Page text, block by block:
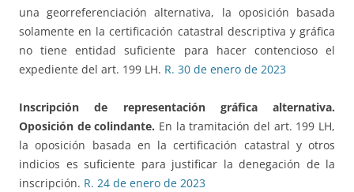
una georreferenciación alternativa, la oposición basada
solamente en la certificación catastral descriptiva y gráfica
no tiene entidad suficiente para hacer contencioso el
expediente del art. 199 LH. R. 30 de enero de 2023
Inscripción de representación gráfica alternativa.
Oposición de colindante. En la tramitación del art. 199 LH,
la oposición basada en la certificación catastral y otros
indicios es suficiente para justificar la denegación de la
inscripción. R. 24 de enero de 2023